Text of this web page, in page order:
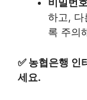
비밀번
하고, 다
록 주의
✅ 농협은행 인
세요.